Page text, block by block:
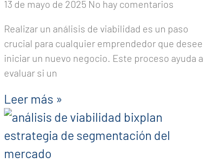
13 de mayo de 2025 No hay comentarios
Realizar un análisis de viabilidad es un paso
crucial para cualquier emprendedor que desee
iniciar un nuevo negocio. Este proceso ayuda a
evaluar si un
Leer más »